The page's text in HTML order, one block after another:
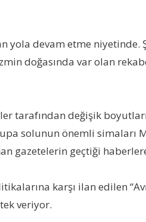
devam etme niyetinde.
doğasında var olan
tarafından değişik
solunun önemli
gazetelerin geçtiği
karşı ilan edilen
veriyor.